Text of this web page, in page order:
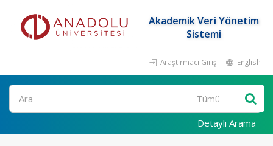
Akademik Veri Yönetim
Sistemi
Araştırmacı Girişi English
Ara
Detaylı Arama